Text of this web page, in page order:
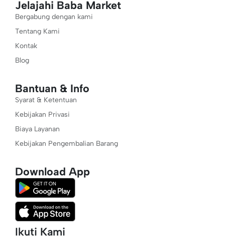
Jelajahi Baba Market
Bergabung dengan kami
Tentang Kami
Kontak
Blog
Bantuan & Info
Syarat & Ketentuan
Kebijakan Privasi
Biaya Layanan
Kebijakan Pengembalian Barang
Download App
Ikuti Kami